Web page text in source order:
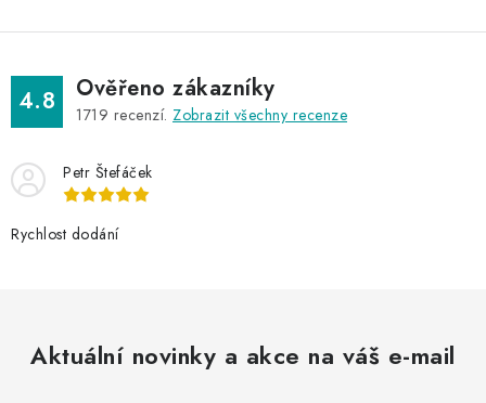
4.8 Ověřeno zákazníky
1719 recenzí. Zobrazit všechny recenze
Petr Štefáček
Rychlost dodání
Aktuální novinky a akce na váš e-mail